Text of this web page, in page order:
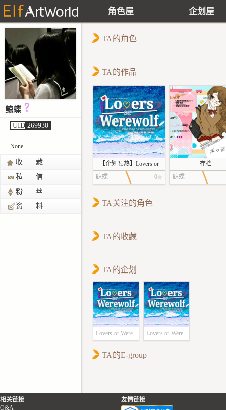
角色屋 企划屋
鲸蝶
UID 269930
None
收 藏
私 信
粉 丝
资 料
TA的角色
TA的作品
【企划预热】Lovers or
Werewolf
鲸蝶 0
存档
鲸蝶
TA关注的角色
TA的收藏
TA的企划
Lovers or Were
Lovers or Were
TA的E-group
相关链接
Q&A
友情链接